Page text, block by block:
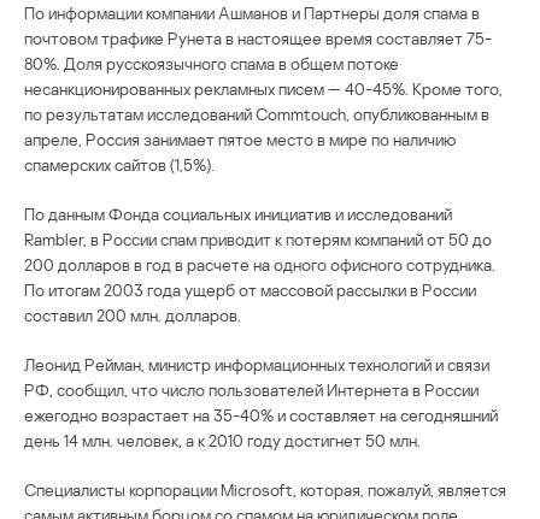
По информации компании Ашманов и Партнеры доля спама в
почтовом трафике Рунета в настоящее время составляет 75-
80%. Доля русскоязычного спама в общем потоке
несанкционированных рекламных писем — 40-45%. Кроме того,
по результатам исследований Commtouch, опубликованным в
апреле, Россия занимает пятое место в мире по наличию
спамерских сайтов (1,5%).
По данным Фонда социальных инициатив и исследований
Rambler, в России спам приводит к потерям компаний от 50 до
200 долларов в год в расчете на одного офисного сотрудника.
По итогам 2003 года ущерб от массовой рассылки в России
составил 200 млн. долларов.
Леонид Рейман, министр информационных технологий и связи
РФ, сообщил, что число пользователей Интернета в России
ежегодно возрастает на 35-40% и составляет на сегодняшний
день 14 млн. человек, а к 2010 году достигнет 50 млн.
Специалисты корпорации Microsoft, которая, пожалуй, является
самым активным борцом со спамом на юридическом поле,